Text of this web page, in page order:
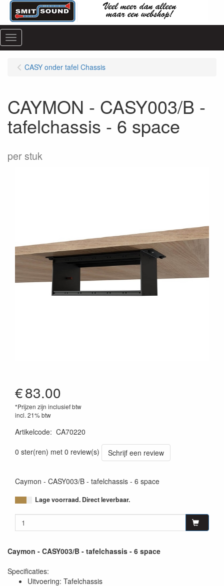
Menu
CASY onder tafel Chassis
CAYMON - CASY003/B -
tafelchassis - 6 space
per stuk
€83.00
*Prijzen zijn inclusief btw
incl. 21% btw
Artikelcode: CA70220
0 ster(ren) met 0 review(s)
Schrijf een review
Caymon - CASY003/B - tafelchassis - 6 space
Lage voorraad. Direct leverbaar.
Caymon - CASY003/B - tafelchassis - 6 space
Specificaties:
Uitvoering: Tafelchassis